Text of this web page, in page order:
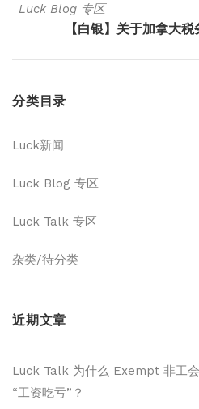
Luck Blog 专区
【白银】关于加拿大
分类目录
Luck新闻
Luck Blog 专区
Luck Talk 专区
杂类/待分类
近期文章
Luck Talk 为什么 Exempt 非工
“工资吃亏”？